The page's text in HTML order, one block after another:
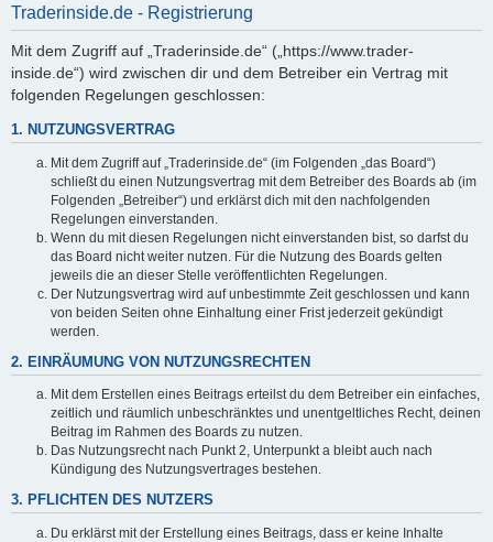
Traderinside.de - Registrierung
Mit dem Zugriff auf „Traderinside.de“ („https://www.trader-
inside.de“) wird zwischen dir und dem Betreiber ein Vertrag mit
folgenden Regelungen geschlossen:
1. NUTZUNGSVERTRAG
Mit dem Zugriff auf „Traderinside.de“ (im Folgenden „das Board“)
schließt du einen Nutzungsvertrag mit dem Betreiber des Boards ab (im
Folgenden „Betreiber“) und erklärst dich mit den nachfolgenden
Regelungen einverstanden.
Wenn du mit diesen Regelungen nicht einverstanden bist, so darfst du
das Board nicht weiter nutzen. Für die Nutzung des Boards gelten
jeweils die an dieser Stelle veröffentlichten Regelungen.
Der Nutzungsvertrag wird auf unbestimmte Zeit geschlossen und kann
von beiden Seiten ohne Einhaltung einer Frist jederzeit gekündigt
werden.
2. EINRÄUMUNG VON NUTZUNGSRECHTEN
Mit dem Erstellen eines Beitrags erteilst du dem Betreiber ein einfaches,
zeitlich und räumlich unbeschränktes und unentgeltliches Recht, deinen
Beitrag im Rahmen des Boards zu nutzen.
Das Nutzungsrecht nach Punkt 2, Unterpunkt a bleibt auch nach
Kündigung des Nutzungsvertrages bestehen.
3. PFLICHTEN DES NUTZERS
Du erklärst mit der Erstellung eines Beitrags, dass er keine Inhalte